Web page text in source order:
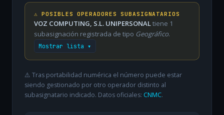
⚠️ POSIBLES OPERADORES SUBASIGNATARIOS
VOZ COMPUTING, S.L. UNIPERSONALtiene 1
subasignación registrada de tipo Geográfico.
Mostrar lista ▾
⚠️ Tras portabilidad numérica el número puede estar
siendo gestionado por otro operador distinto al
subasignatario indicado. Datos oficiales: CNMC.